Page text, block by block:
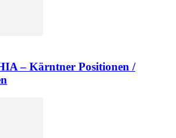
– Kärntner Positionen /